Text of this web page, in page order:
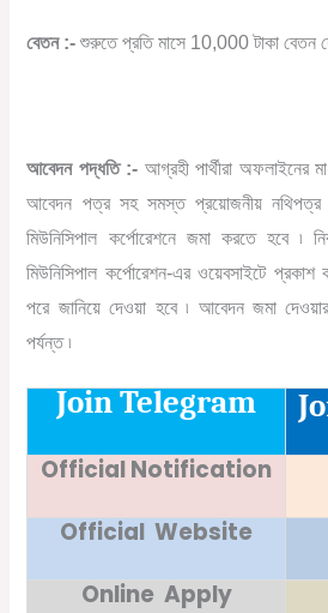
বেতন :- শুরুতে প্রতি মাসে 10,000 টাকা বেতন
আবেদন পদ্ধতি :- আগ্রহী পার্থীরা অফলাইনের
আবেদন পত্র সহ সমস্ত প্রয়োজনীয় নথিপত্র
মিউনিসিপাল কর্পোরেশনে জমা করতে হবে ৷
মিউনিসিপাল কর্পোরেশন-এর ওয়েবসাইটে প্রকাশ
পরে জানিয়ে দেওয়া হবে ৷ আবেদন জমা
পর্যন্ত ৷
Join Telegram
Official Notification
Official Website
Online Apply